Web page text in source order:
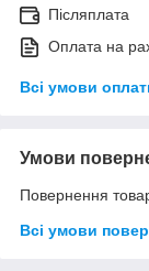
Післяплата
Оплата на
Всі умови
Умови
Повернення
Всі умови